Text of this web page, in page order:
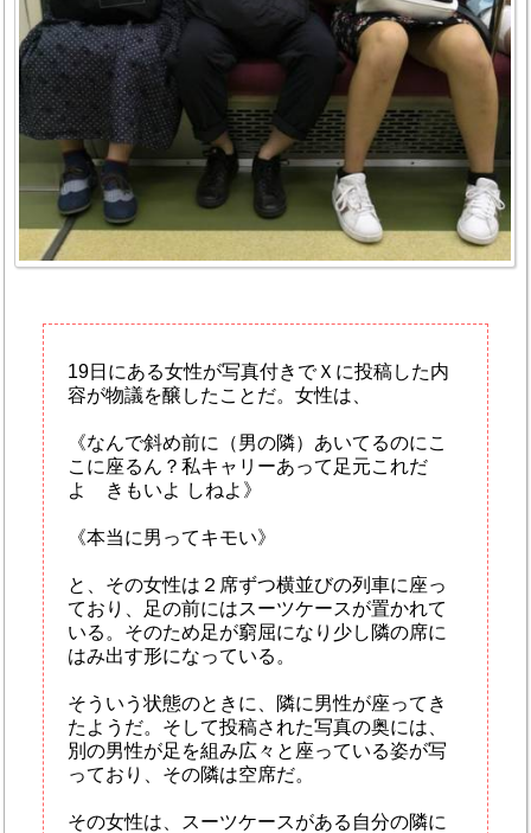
19日にある女性が写真付きでＸに投稿した内
容が物議を醸したことだ。女性は、
《なんで斜め前に（男の隣）あいてるのにこ
こに座るん？私キャリーあって足元これだ
よ きもいよ しねよ》
《本当に男ってキモい》
と、その女性は２席ずつ横並びの列車に座っ
ており、足の前にはスーツケースが置かれて
いる。そのため足が窮屈になり少し隣の席に
はみ出す形になっている。
そういう状態のときに、隣に男性が座ってき
たようだ。そして投稿された写真の奥には、
別の男性が足を組み広々と座っている姿が写
っており、その隣は空席だ。
その女性は、スーツケースがある自分の隣に